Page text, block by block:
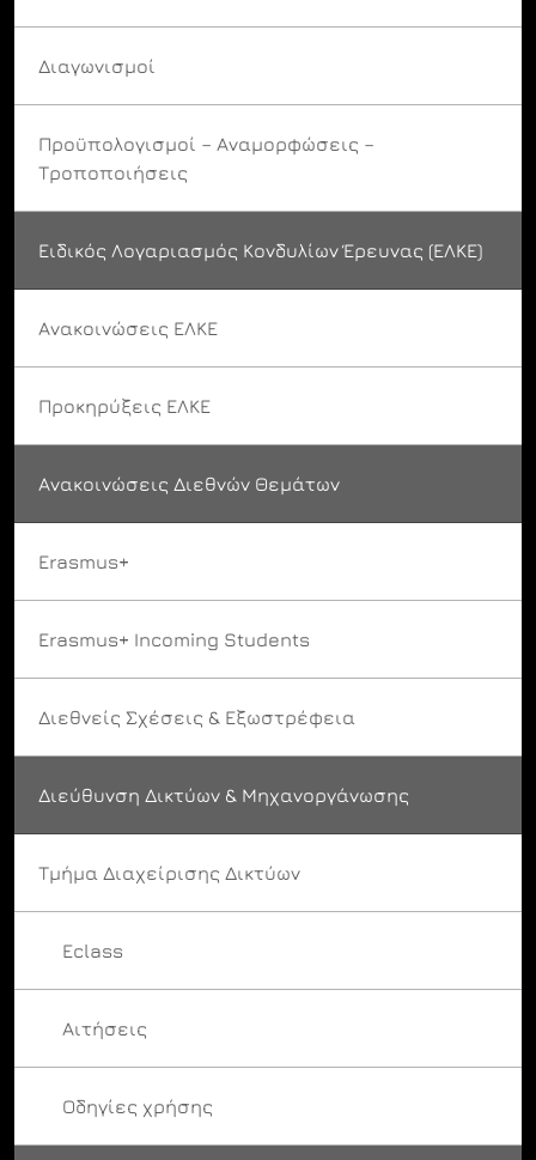
Διαγωνισμοί
Προϋπολογισμοί – Αναμορφώσεις –
Τροποποιήσεις
Ειδικός Λογαριασμός Κονδυλίων Έρευνας (ΕΛΚΕ)
Ανακοινώσεις ΕΛΚΕ
Προκηρύξεις ΕΛΚΕ
Ανακοινώσεις Διεθνών Θεμάτων
Erasmus+
Erasmus+ Incoming Students
Διεθνείς Σχέσεις & Εξωστρέφεια
Διεύθυνση Δικτύων & Μηχανοργάνωσης
Τμήμα Διαχείρισης Δικτύων
Eclass
Αιτήσεις
Οδηγίες χρήσης